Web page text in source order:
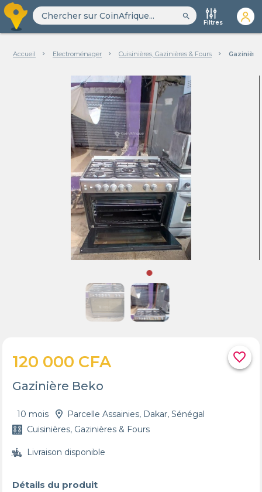
search
Filtres
Accueil Electroménager Cuisinières, Gazinières & Fours Gazinière
favorite_border
120 000 CFA
Gazinière Beko
10 mois
Parcelle Assainies, Dakar, Sénégal
Cuisinières, Gazinières & Fours
Livraison disponible
Détails du produit